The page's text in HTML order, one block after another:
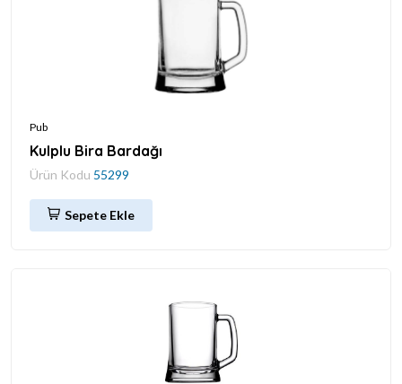
Pub
Kulplu Bira Bardağı
Ürün Kodu 55299
Sepete Ekle